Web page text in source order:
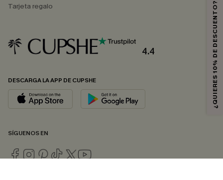
Tarjeta regalo
4.4
DESCARGA LA APP DE CUPSHE
SÍGUENOS EN
¿QUIERES 10% DE DESCUENTO?